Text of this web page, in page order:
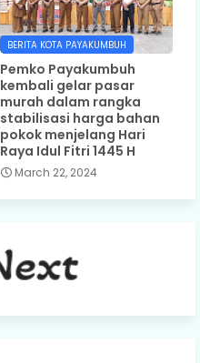
BERITA KOTA PAYAKUMBUH
Pemko Payakumbuh
kembali gelar pasar
murah dalam rangka
stabilisasi harga bahan
pokok menjelang Hari
Raya Idul Fitri 1445 H
March 22, 2024